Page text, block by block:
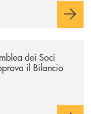
dei Soci
il Bilancio